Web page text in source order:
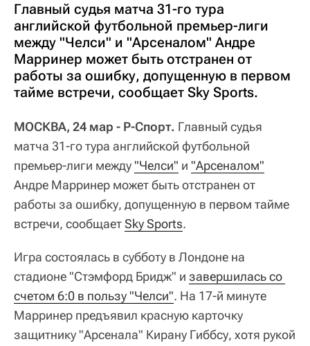
Главный судья матча 31-го тура
английской футбольной премьер-лиги
между "Челси" и "Арсеналом" Андре
Марринер может быть отстранен от
работы за ошибку, допущенную в первом
тайме встречи, сообщает Sky Sports.
МОСКВА, 24 мар - Р-Спорт. Главный судья
матча 31-го тура английской футбольной
премьер-лиги между"Челси" и "Арсеналом"
Андре Марринер может быть отстранен от
работы за ошибку, допущенную в первом тайме
встречи, сообщаетSky Sports.
Игра состоялась в субботу в Лондоне на
стадионе "Стэмфорд Бридж" и завершилась со
счетом 6:0 в пользу "Челси". На 17-й минуте
Марринер предъявил красную карточку
защитнику "Арсенала" Кирану Гиббсу, хотя рукой